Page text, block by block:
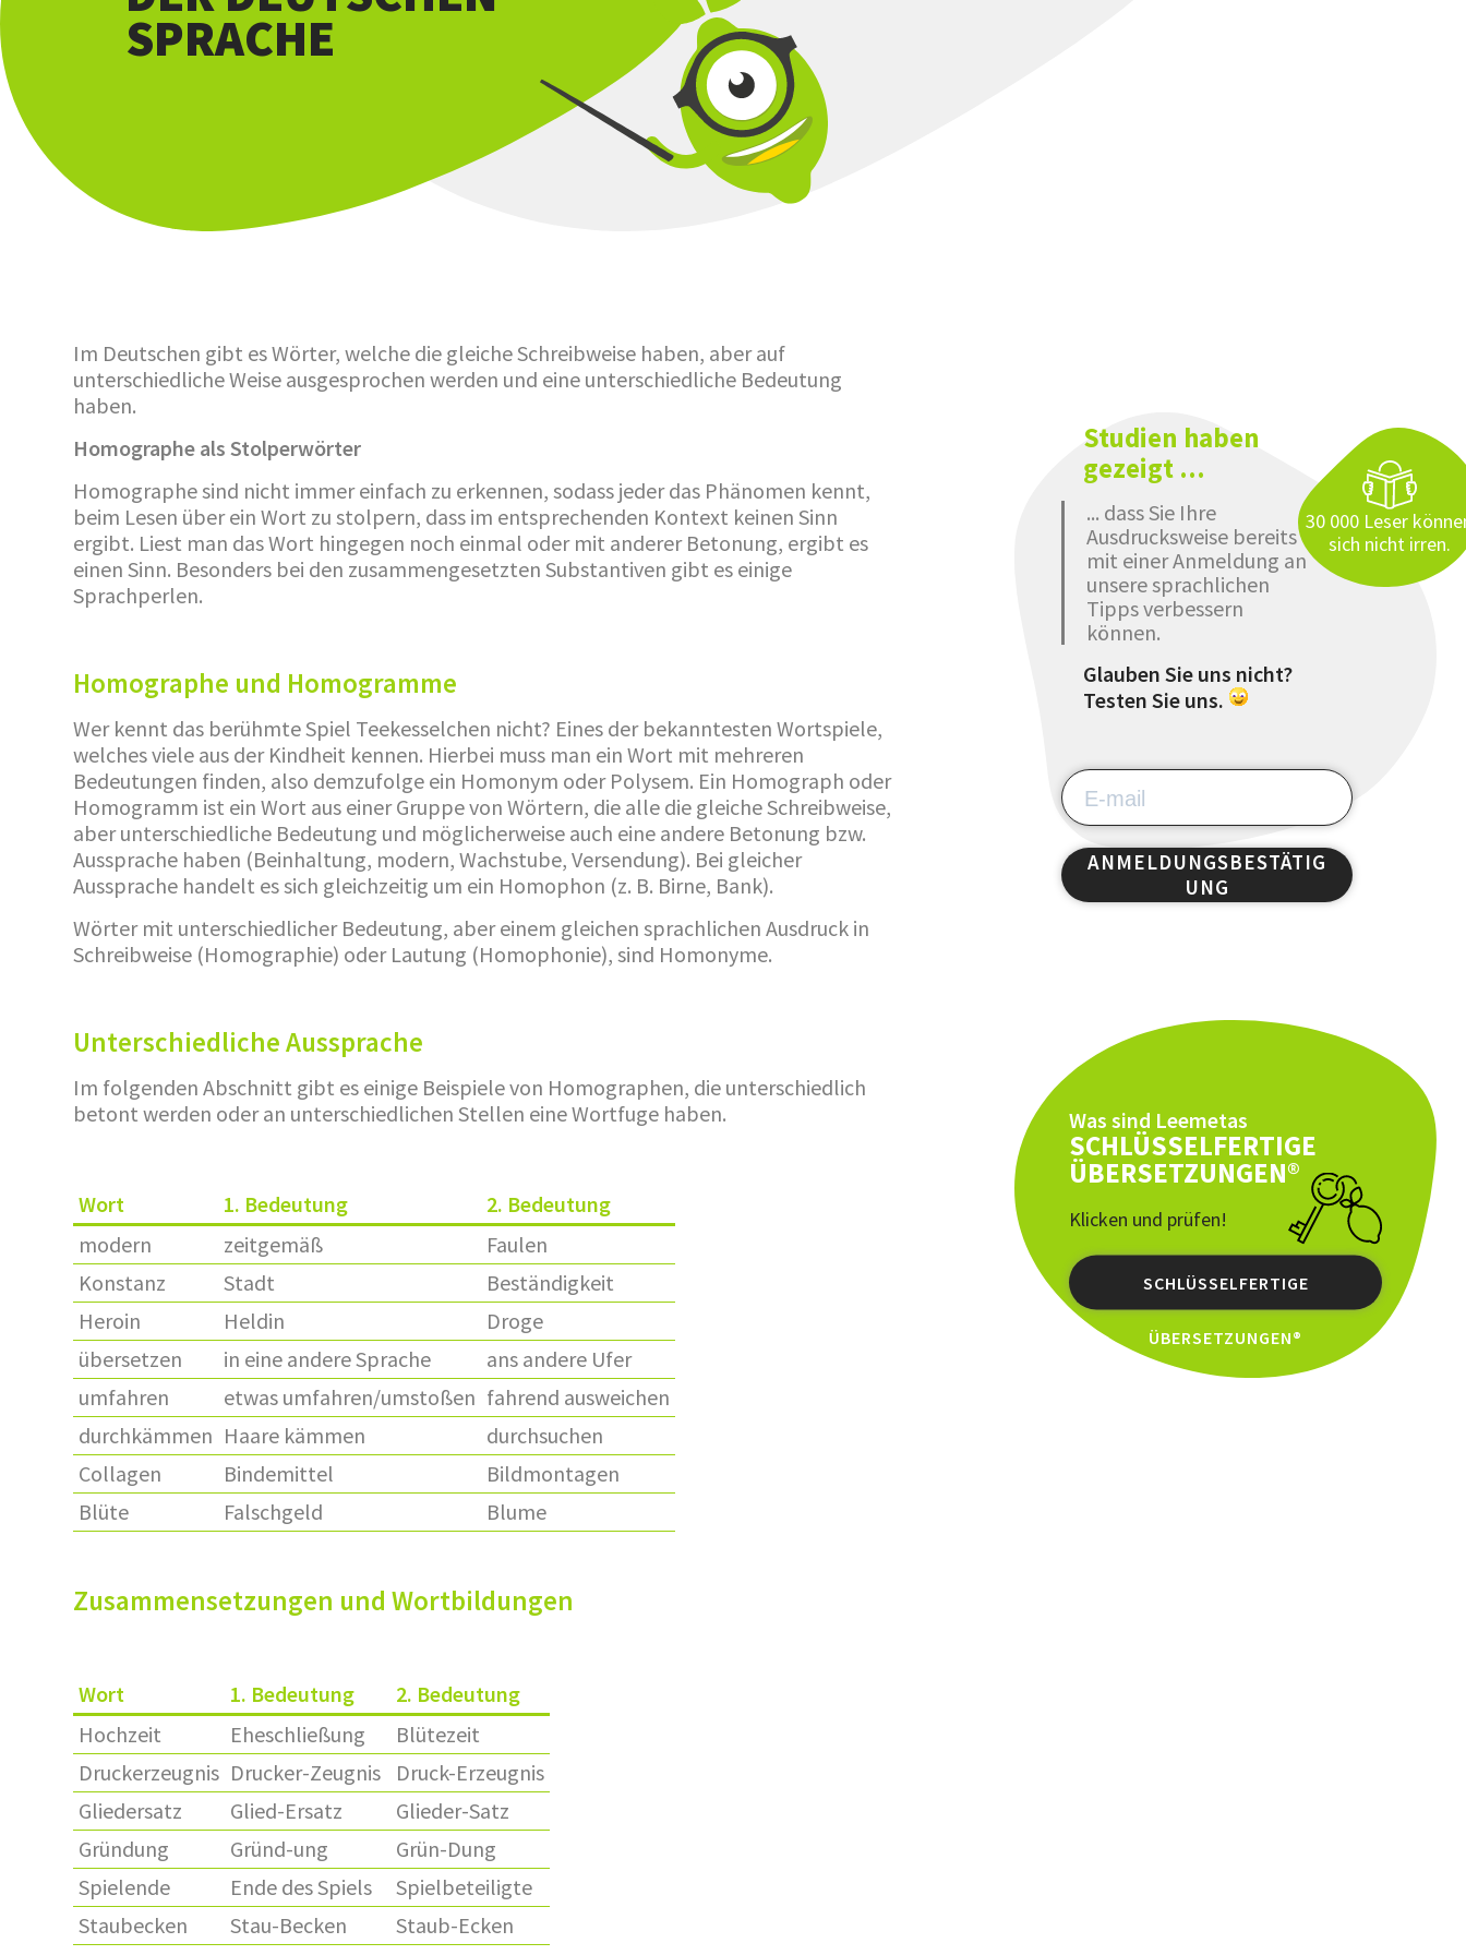
SPRACHE
Im Deutschen gibt es Wörter, welche die gleiche Schreibweise haben, aber auf
unterschiedliche Weise ausgesprochen werden und eine unterschiedliche Bedeutung
haben.
Homographe als Stolperwörter
Homographe sind nicht immer einfach zu erkennen, sodass jeder das Phänomen kennt,
beim Lesen über ein Wort zu stolpern, dass im entsprechenden Kontext keinen Sinn
ergibt. Liest man das Wort hingegen noch einmal oder mit anderer Betonung, ergibt es
einen Sinn. Besonders bei den zusammengesetzten Substantiven gibt es einige
Sprachperlen.
Homographe und Homogramme
Wer kennt das berühmte Spiel Teekesselchen nicht? Eines der bekanntesten Wortspiele,
welches viele aus der Kindheit kennen. Hierbei muss man ein Wort mit mehreren
Bedeutungen finden, also demzufolge ein Homonym oder Polysem. Ein Homograph oder
Homogramm ist ein Wort aus einer Gruppe von Wörtern, die alle die gleiche Schreibweise,
aber unterschiedliche Bedeutung und möglicherweise auch eine andere Betonung bzw.
Aussprache haben (Beinhaltung, modern, Wachstube, Versendung). Bei gleicher
Aussprache handelt es sich gleichzeitig um ein Homophon (z. B. Birne, Bank).
Wörter mit unterschiedlicher Bedeutung, aber einem gleichen sprachlichen Ausdruck in
Schreibweise (Homographie) oder Lautung (Homophonie), sind Homonyme.
Unterschiedliche Aussprache
Im folgenden Abschnitt gibt es einige Beispiele von Homographen, die unterschiedlich
betont werden oder an unterschiedlichen Stellen eine Wortfuge haben.
Wort 1. Bedeutung
2. Bedeutung
modern
zeitgemäß
Faulen
Konstanz
Stadt
Beständigkeit
Heroin
Heldin
Droge
übersetzen
in eine andere Sprache
ans andere Ufer
umfahren
etwas umfahren/umstoßen fahrend ausweichen
durchkämmen Haare kämmen
durchsuchen
Collagen
Bindemittel
Bildmontagen
Blüte
Falschgeld Blume
Zusammensetzungen und Wortbildungen
Wort 1. Bedeutung
2. Bedeutung
Hochzeit
Eheschließung
Blütezeit
Druckerzeugnis Drucker-Zeugnis
Druck-Erzeugnis
Gliedersatz
Glied-Ersatz
Glieder-Satz
Gründung
Gründ-ung
Grün-Dung
Spielende
Ende des Spiels
Spielbeteiligte
Staubecken
Stau-Becken
Staub-Ecken
Studien haben
gezeigt ...
... dass Sie Ihre
Ausdrucksweise bereits
mit einer Anmeldung an
unsere sprachlichen
Tipps verbessern
können.
Glauben Sie uns nicht?
Testen Sie uns.
30 000 Leser
sich nicht irren.
ANMELDUNGSBESTÄTIG
UNG
Was sind Leemetas
SCHLÜSSELFERTIGE
ÜBERSETZUNGEN®
Klicken und prüfen!
SCHLÜSSELFERTIGE
ÜBERSETZUNGEN®